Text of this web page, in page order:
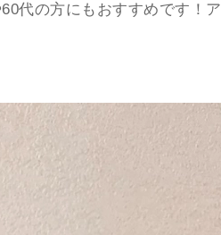
代の方にもおすすめです！ア